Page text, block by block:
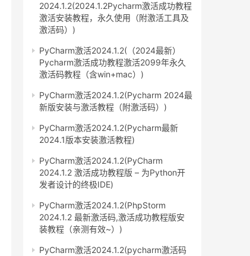
2024.1.2(2024.1.2Pycharm激活成功教程
激活安装教程，永久使用（附激活工具及
激活码）)
PyCharm激活2024.1.2(（2024最新）
Pycharm激活成功教程激活2099年永久
激活码教程（含win+mac）)
PyCharm激活2024.1.2(Pycharm 2024最
新版安装与激活教程（附激活码）)
PyCharm激活2024.1.2(Pycharm最新
2024.1版本安装激活教程)
PyCharm激活2024.1.2(PyCharm
2024.1.2 激活成功教程版 – 为Python开
发者设计的终极IDE)
PyCharm激活2024.1.2(PhpStorm
2024.1.2 最新激活码,激活成功教程版安
装教程（亲测有效~）)
PyCharm激活2024.1.2(pycharm激活码